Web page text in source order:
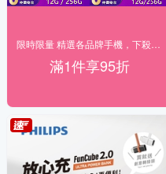
滿1件享95折